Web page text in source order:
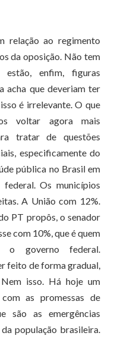
relação ao regimento
da oposição. Não tem
estão, enfim, figuras
acha que deveriam ter
é irrelevante. O que
voltar agora mais
tratar de questões
especificamente do
pública no Brasil em
Os municípios
A União com 12%.
PT propôs, o senador
com 10%, que é quem
o governo federal.
feito de forma gradual,
isso. Há hoje um
as promessas de
são as emergências
população brasileira.